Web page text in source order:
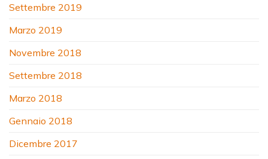
Settembre 2019
Marzo 2019
Novembre 2018
Settembre 2018
Marzo 2018
Gennaio 2018
Dicembre 2017